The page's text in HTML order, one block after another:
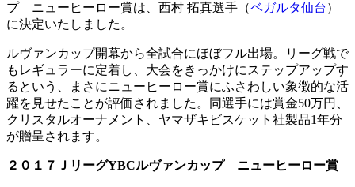
プ ニューヒーロー賞は、西村 拓真選手（ベガルタ仙台 ）
に決定いたしました。
ルヴァンカップ開幕から全試合にほぼフル出場。リーグ戦で
もレギュラーに定着し、大会をきっかけにステップアップす
るという、まさにニューヒーロー賞にふさわしい象徴的な活
躍を見せたことが評価されました。同選手には賞金50万円、
クリスタルオーナメント、ヤマザキビスケット社製品1年分
が贈呈されます。
２０１７ＪリーグYBCルヴァンカップ ニューヒーロー賞